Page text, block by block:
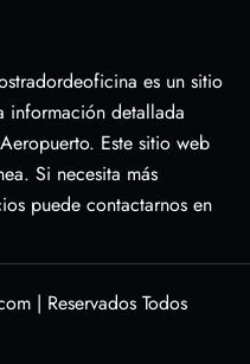
es un sitio
información detallada
Este sitio web
Si necesita más
puede contactarnos en
| Reservados Todos